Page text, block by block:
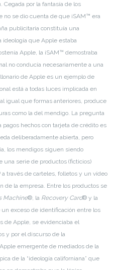
por la fantasía de los
no se dio cuenta de que iSAM™ era
publicitaria constituía una
ideología que Apple estaba
Apple, la iSAM™ demostraba
no conducía necesariamente a una
de Apple es un ejemplo de
está a todas luces implicada en
igual que formas anteriores, produce
como la del mendigo. La pregunta
hechos con tarjeta de crédito es
deliberadamente abierta, pero
los mendigos siguen siendo
una serie de productos (ficticios)
a través de carteles, folletos y un vídeo
de la empresa. Entre los productos se
Machine®, la Recovery Card® y la
exceso de identificación entre los
de Apple, se evidenciaba el
y por el discurso de la
emergente de mediados de la
de la “ideología californiana” que